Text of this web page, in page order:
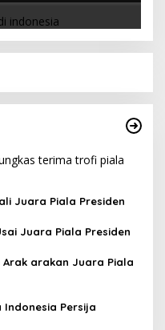
Juara Piala Presiden
Juara Piala Presiden
Arak arakan Juara Piala
Persija